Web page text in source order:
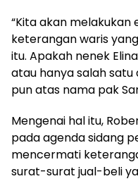
“Kita akan
keterangan waris
itu. Apakah nenek
atau hanya salah satu
pun atas nama pak
Mengenai hal itu,
pada agenda sidang
mencermati
surat-surat jual-beli